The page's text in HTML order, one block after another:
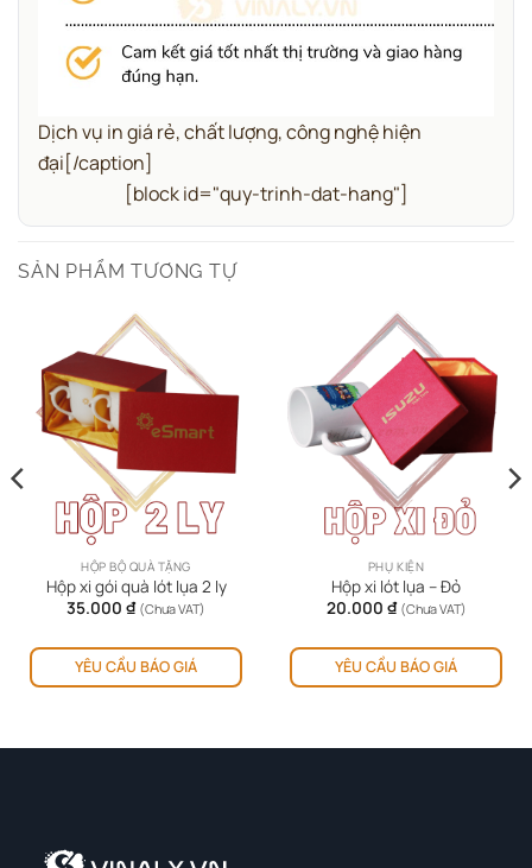
Dịch vụ in giá rẻ, chất lượng, công nghệ hiện
đại[/caption]
[block id="quy-trinh-dat-hang"]
SẢN PHẨM TƯƠNG TỰ
HỘP BỘ QUÀ TẶNG
Hộp xi gói quà lót lụa 2 ly
35.000 ₫ (Chưa VAT)
YÊU CẦU BÁO GIÁ
PHỤ KIỆN
Hộp xi lót lụa – Đỏ
20.000 ₫ (Chưa VAT)
YÊU CẦU BÁO GIÁ